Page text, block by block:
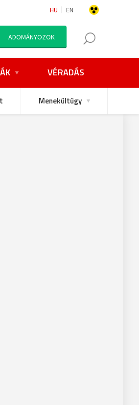
HU EN
ADOMÁNYOZOK
VÉRADÁS
Menekültügy